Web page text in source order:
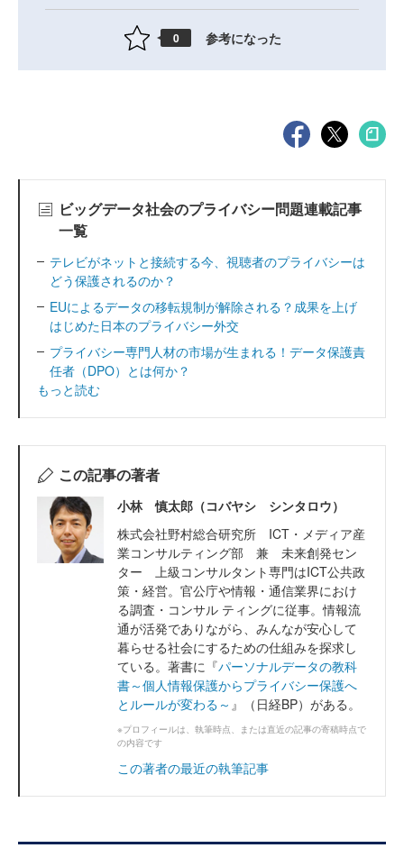
0 参考になった
ビッグデータ社会のプライバシー問題連載記事
一覧
テレビがネットと接続する今、視聴者のプライバシーは
どう保護されるのか？
EUによるデータの移転規制が解除される？成果を上げ
はじめた日本のプライバシー外交
プライバシー専門人材の市場が生まれる！データ保護責
任者（DPO）とは何か？
もっと読む
この記事の著者
小林 慎太郎（コバヤシ シンタロウ）
株式会社野村総合研究所 ICT・メディア産
業コンサルティング部 兼 未来創発セン
ター 上級コンサルタント専門はICT公共政
策・経営。官公庁や情報・通信業界におけ
る調査・コンサル ティングに従事。情報流
通が活発でありながら、みんなが安心して
暮らせる社会にするための仕組みを探求し
ている。著書に『パーソナルデータの教科
書～個人情報保護からプライバシー保護へ
とルールが変わる～ 』（日経BP）がある。
※プロフィールは、執筆時点、または直近の記事の寄稿時点で
の内容です
この著者の最近の執筆記事